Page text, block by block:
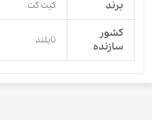
برند کیت کت
کشور
سازنده
تایلند